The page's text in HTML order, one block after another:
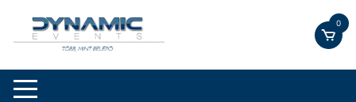
content
0